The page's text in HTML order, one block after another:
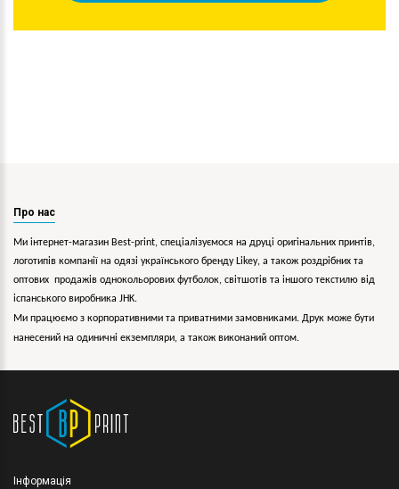
Про нас
Ми інтернет-магазин Best-print, спеціалізуємося на друці оригінальних принтів,
логотипів компанії на одязі українського бренду Likey, а також роздрібних та
оптових продажів однокольорових футболок, світшотів та іншого текстилю від
іспанського виробника JHK.
Ми працюємо з корпоративними та приватними замовниками. Друк може бути
нанесений на одиничні екземпляри, а також виконаний оптом.
Інформація